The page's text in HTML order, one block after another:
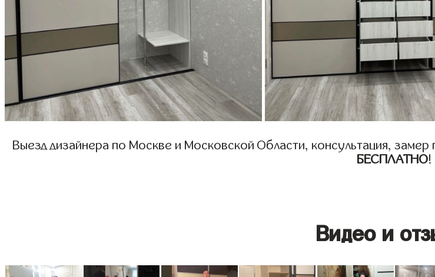
Выезд дизайнера по Москве и Московской Области, консультация,
БЕСПЛАТНО!
Видео и